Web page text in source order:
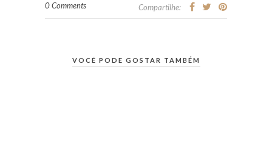
0 Comments Compartilhe:
VOCÊ PODE GOSTAR TAMBÉM